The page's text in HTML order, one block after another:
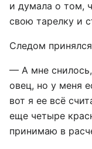
и думала о том,
свою тарелку и
Следом
— А мне
овец, но у меня
вот я ее всё
еще четыре
принимаю в